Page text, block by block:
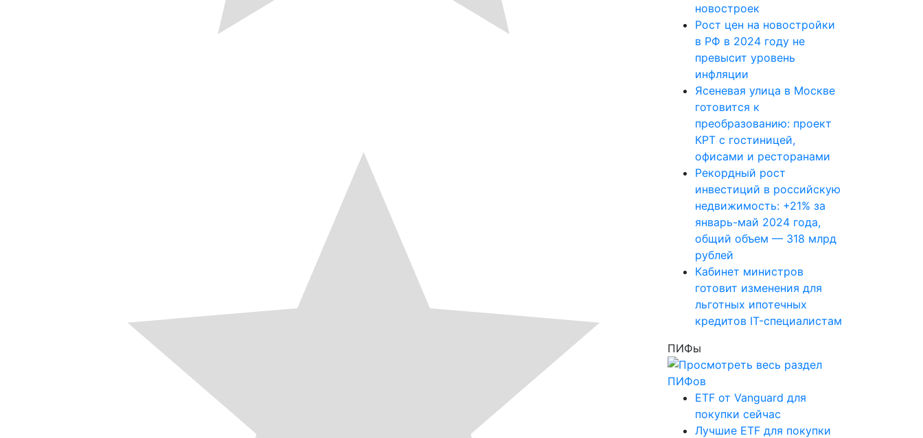
новостроек
Рост цен на новостройки
в РФ в 2024 году не
превысит уровень
инфляции
Ясеневая улица в Москве
готовится к
преобразованию: проект
КРТ с гостиницей,
офисами и ресторанами
Рекордный рост
инвестиций в российскую
недвижимость: +21% за
январь-май 2024 года,
общий объем — 318 млрд
рублей
Кабинет министров
готовит изменения для
льготных ипотечных
кредитов IT-специалистам
ПИФы
ETF от Vanguard для
покупки сейчас
Лучшие ETF для покупки